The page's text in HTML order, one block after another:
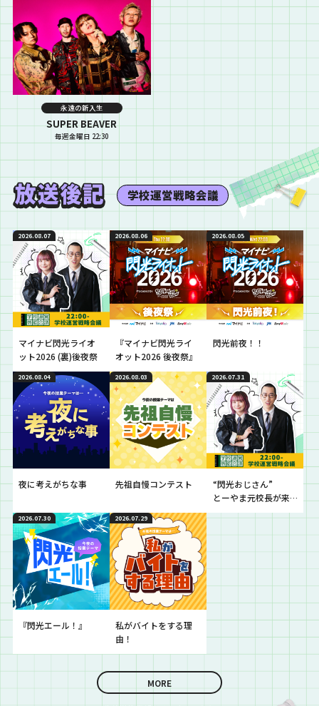
永遠の新入生
SUPER BEAVER
毎週金曜日 22:30
学校運営戦略会議
2026.08.07
マイナビ閃光ライオ
ット2026 (裏)後夜祭
2026.08.06
『マイナビ閃光ライ
オット2026 後夜祭』
2026.08.05
閃光前夜！！
2026.08.04
夜に考えがちな事
2026.08.03
先祖自慢コンテスト
2026.07.31
“閃光おじさん”
とーやま元校長が来
校！
2026.07.30
『閃光エール！』
2026.07.29
私がバイトをする理
由！
MORE